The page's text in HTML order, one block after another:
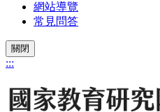
網站導覽
常見問答
關閉
:::